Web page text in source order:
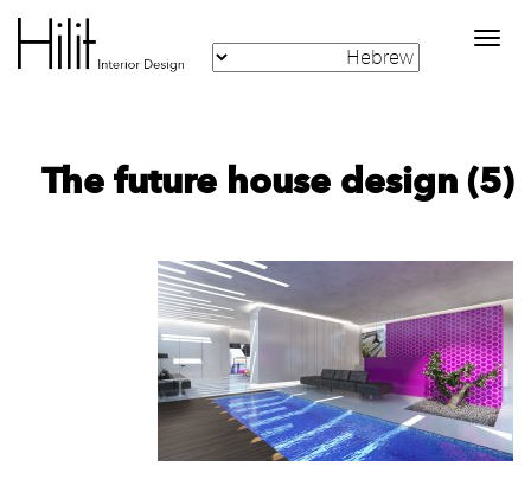
Toggle
navigation
The future house design (5)